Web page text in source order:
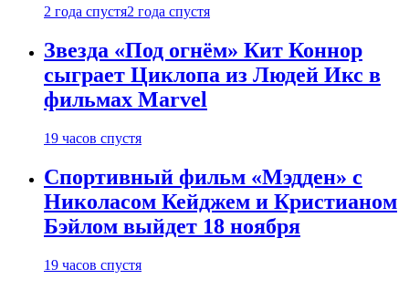
2 года спустя2 года спустя
Звезда «Под огнём» Кит Коннор
сыграет Циклопа из Людей Икс в
фильмах Marvel
19 часов спустя
Спортивный фильм «Мэдден» с
Николасом Кейджем и Кристианом
Бэйлом выйдет 18 ноября
19 часов спустя